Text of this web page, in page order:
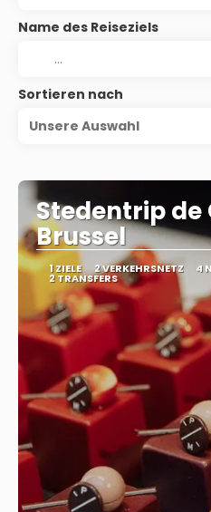
Name des Reiseziels
Sortieren nach
Unsere Auswahl
Stedentrip de
Brussel
1 ZIELE 2 VERKEHRSNETZ 4
2 TRANSFERS